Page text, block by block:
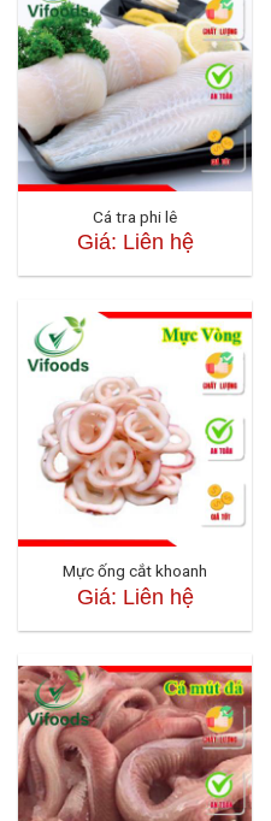
Cá tra phi lê
Giá: Liên hệ
Mực ống cắt khoanh
Giá: Liên hệ